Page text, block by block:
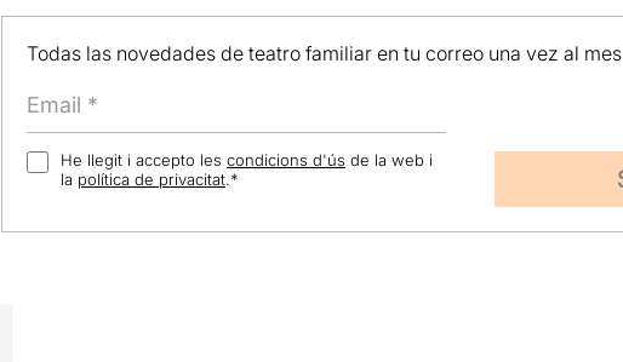
Todas las novedades de teatro familiar en tu correo una vez al mes
He llegit i accepto les condicions d'ús de la web i
la política de privacitat.*